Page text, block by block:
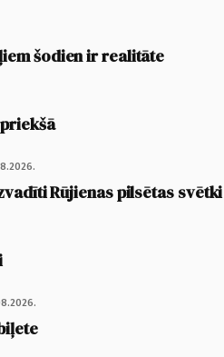
šodien ir realitāte
Rūjienas pilsētas svētki